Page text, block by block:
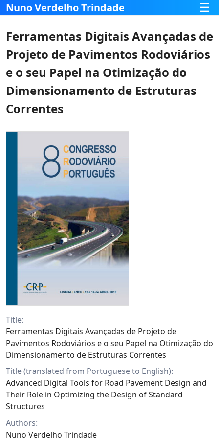
Nuno Verdelho Trindade ☰
Ferramentas Digitais Avançadas de
Projeto de Pavimentos Rodoviários
e o seu Papel na Otimização do
Dimensionamento de Estruturas
Correntes
Title:
Ferramentas Digitais Avançadas de Projeto de
Pavimentos Rodoviários e o seu Papel na Otimização do
Dimensionamento de Estruturas Correntes
Title (translated from Portuguese to English):
Advanced Digital Tools for Road Pavement Design and
Their Role in Optimizing the Design of Standard
Structures
Authors:
Nuno Verdelho Trindade